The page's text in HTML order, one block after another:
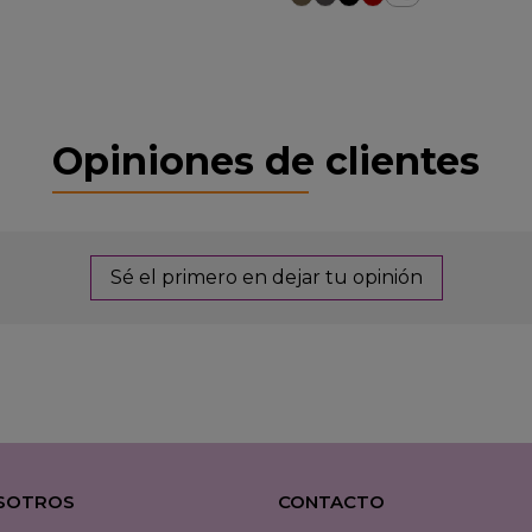
Opiniones de clientes
Sé el primero en dejar tu opinión
CONTACTO